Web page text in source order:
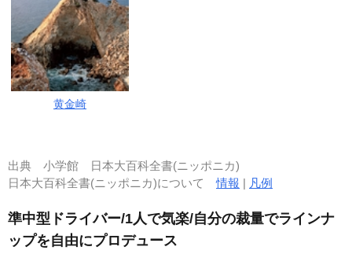
黄金崎
出典 小学館 日本大百科全書(ニッポニカ)
日本大百科全書(ニッポニカ)について情報 | 凡例
準中型ドライバー/1人で気楽/自分の裁量でラインナ
ップを自由にプロデュース